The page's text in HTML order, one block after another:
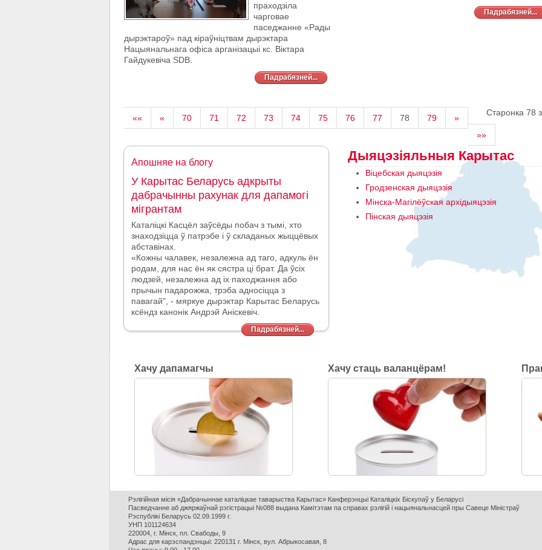
праходзіла
чарговае
паседжанне «Рады
дырэктароў» пад кіраўніцтвам дырэктара
Нацыянальнага офіса арганізацыі кс. Віктара
Гайдукевіча SDB.
Падрабязней...
Падрабязней...
Старонка 78
«« « 70 71 72 73 74 75 76 77 78 79
»
»»
Апошняе на блогу
У Карытас Беларусь адкрыты
дабрачынны рахунак для дапамогі
мігрантам
Каталіцкі Касцёл заўсёды побач з тымі, хто
знаходзіцца ў патрэбе і ў складаных жыццёвых
абставінах.
«Кожны чалавек, незалежна ад таго, адкуль ён
родам, для нас ён як сястра ці брат. Да ўсіх
людзей, незалежна ад іх паходжання або
прычын падарожжа, трэба адносіцца з
павагай", - мяркуе дырэктар Карытас Беларусь
ксёндз канонік Андрэй Аніскевіч.
Падрабязней...
Дыяцэзіяльныя Карытас
Віцебская дыяцэзія
Гродзенская дыяцэзія
Мінска-Магілёўская архідыяцэзія
Пінская дыяцэзія
Хачу дапамагчы Хачу стаць валанцёрам!
Рэлігійная місія «Дабрачыннае каталіцкае таварыства Карытас» Канферэнцыі Каталіцкіх Біскупаў у Беларусі
Пасведчанне аб джяржаўнай рэгістрацыі №088 выдана Камітэтам па справах рэлігій і нацыянальнасцей пры Савеце Міністраў
Рэспублікі Беларусь 02.09.1999 г.
УНП 101124634
220004, г. Мінск, пл. Свабоды, 9
Адрас для карэспандэнцыі: 220131 г. Мінск, вул. Абрыкосавая, 8